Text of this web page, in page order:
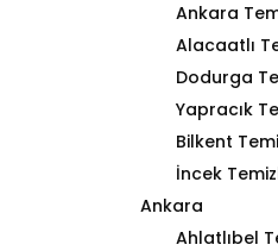
Ankara
Alacaatlı
Dodurga
Yapracık
Bilkent
İncek
Ankara
Ahlatlıbel